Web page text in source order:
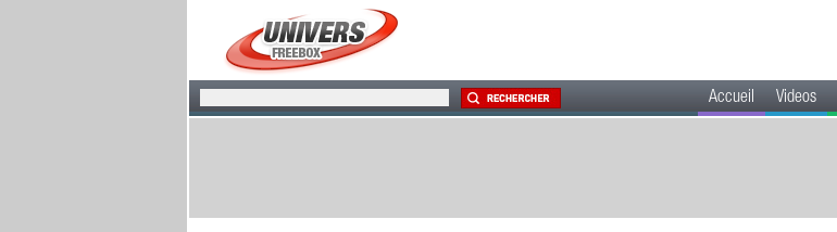
Accueil Videos